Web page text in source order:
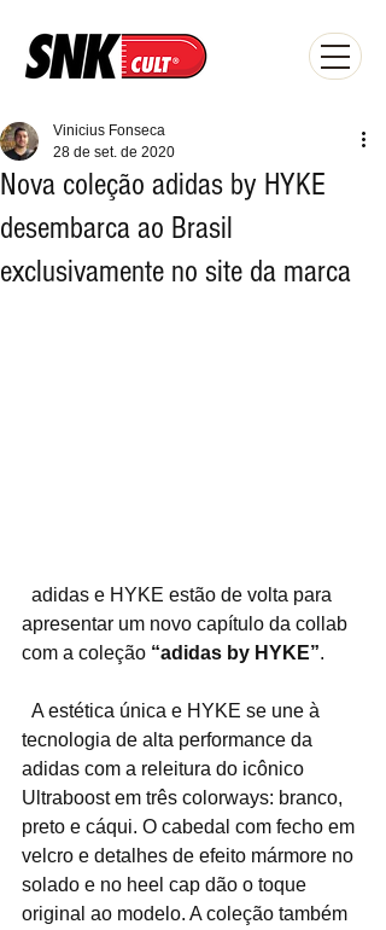
Nova coleção adidas by HYKE
desembarca ao Brasil
exclusivamente no site da marca
Vinicius Fonseca
28 de set. de 2020
apresentar um novo capítulo da collab
com a coleção “adidas by HYKE”.
tecnologia de alta performance da
adidas com a releitura do icônico
Ultraboost em três colorways: branco,
preto e cáqui. O cabedal com fecho em
velcro e detalhes de efeito mármore no
solado e no heel cap dão o toque
original ao modelo. A coleção também